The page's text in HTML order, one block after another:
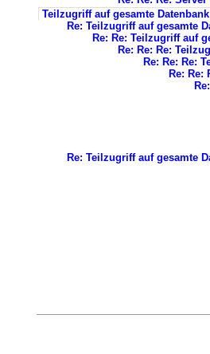
Teilzugriff auf gesamte Datenbank
Re: Teilzugriff auf gesamte
Re: Re: Teilzugriff auf
Re: Re: Re:
Re: Re: Re:
Re: Re:
Re: Teilzugriff auf gesamte